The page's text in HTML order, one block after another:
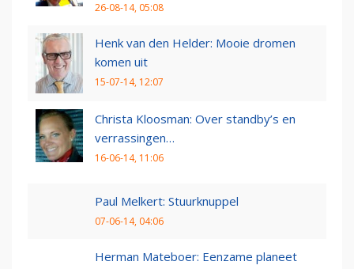
26-08-14, 05:08
Henk van den Helder: Mooie dromen
komen uit
15-07-14, 12:07
Christa Kloosman: Over standby’s en
verrassingen…
16-06-14, 11:06
Paul Melkert: Stuurknuppel
07-06-14, 04:06
Herman Mateboer: Eenzame planeet